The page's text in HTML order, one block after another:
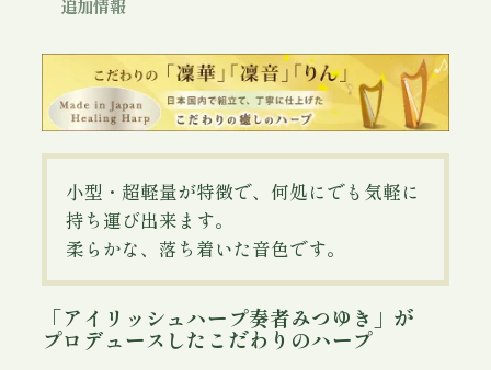
¥
3
8
8
,
0
0
音
2
追加情報
小型・超軽量が特徴で、何処にでも気軽に
持ち運び出来ます。
柔らかな、落ち着いた音色です。
「アイリッシュハープ奏者みつゆき」が
プロデュースしたこだわりのハープ